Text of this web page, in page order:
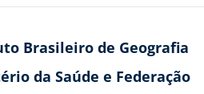
Brasileiro de Geografia
da Saúde e Federação